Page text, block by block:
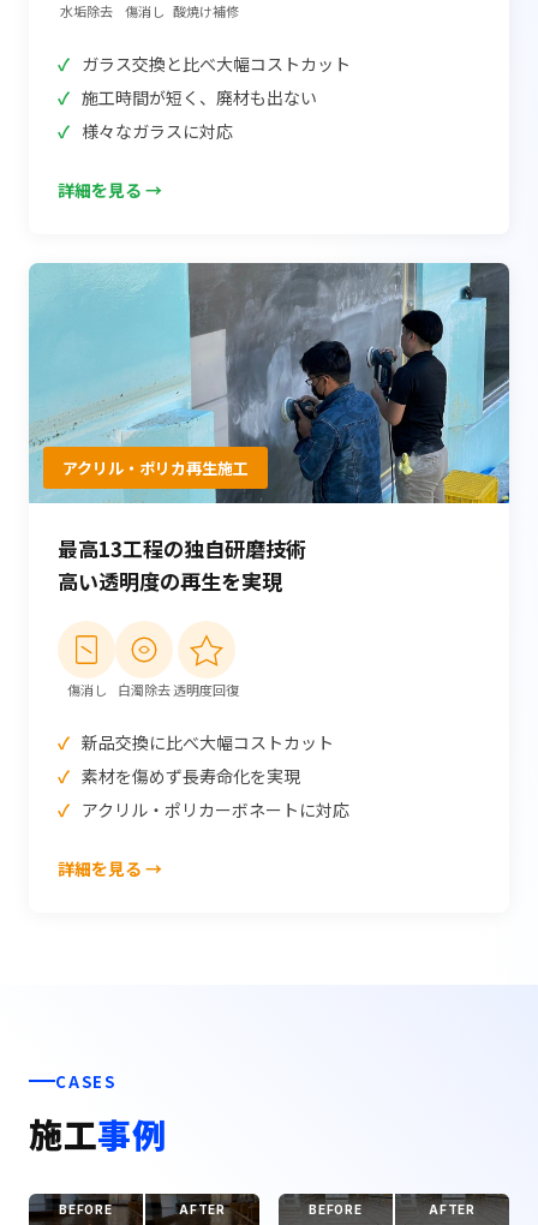
水垢除去 傷消し 酸焼け補修
ガラス交換と比べ大幅コストカット
施工時間が短く、廃材も出ない
様々なガラスに対応
詳細を見る →
アクリル・ポリカ再生施工
最高13工程の独自研磨技術
高い透明度の再生を実現
傷消し 白濁除去透明度回復
新品交換に比べ大幅コストカット
素材を傷めず長寿命化を実現
アクリル・ポリカーボネートに対応
詳細を見る →
CASES
施工事例
BEFORE AFTER BEFORE AFTER